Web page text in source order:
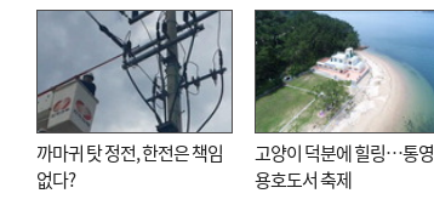
까마귀 탓 정전, 한전은 책임
없다?
고양이 덕분에 힐링…통영
용호도서 축제